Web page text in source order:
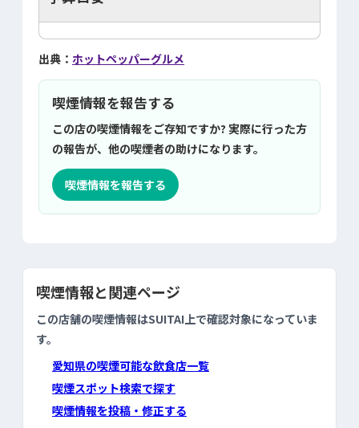
出典： ホットペッパーグルメ
喫煙情報を報告する
この店の喫煙情報をご存知ですか? 実際に行った方
の報告が、他の喫煙者の助けになります。
喫煙情報を報告する
喫煙情報と関連ページ
この店舗の喫煙情報はSUITAI上で確認対象になっていま
す。
愛知県の喫煙可能な飲食店一覧
喫煙スポット検索で探す
喫煙情報を投稿・修正する